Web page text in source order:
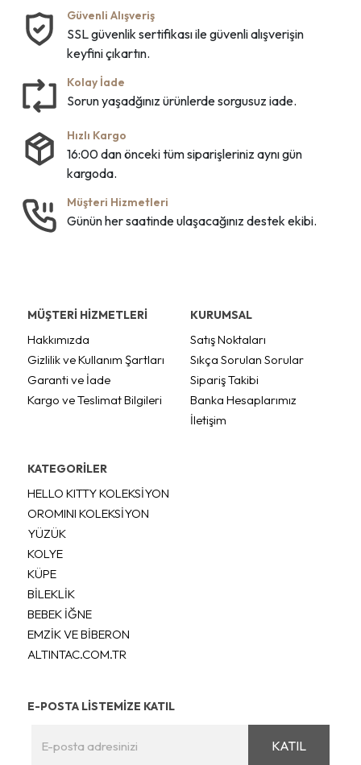
Güvenli Alışveriş
SSL güvenlik sertifikası ile güvenli alışverişin
keyfini çıkartın.
Kolay İade
Sorun yaşadğınız ürünlerde sorgusuz iade.
Hızlı Kargo
16:00 dan önceki tüm siparişleriniz aynı gün
kargoda.
Müşteri Hizmetleri
Günün her saatinde ulaşacağınız destek ekibi.
MÜŞTERİ HİZMETLERİ
Hakkımızda
Gizlilik ve Kullanım Şartları
Garanti ve İade
Kargo ve Teslimat Bilgileri
KURUMSAL
Satış Noktaları
Sıkça Sorulan Sorular
Sipariş Takibi
Banka Hesaplarımız
İletişim
KATEGORİLER
HELLO KITTY KOLEKSİYON
OROMINI KOLEKSİYON
YÜZÜK
KOLYE
KÜPE
BİLEKLİK
BEBEK İĞNE
EMZİK VE BİBERON
ALTINTAC.COM.TR
E-POSTA LİSTEMİZE KATIL
KATIL